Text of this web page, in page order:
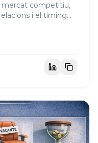
mercat competitiu,
i el timing